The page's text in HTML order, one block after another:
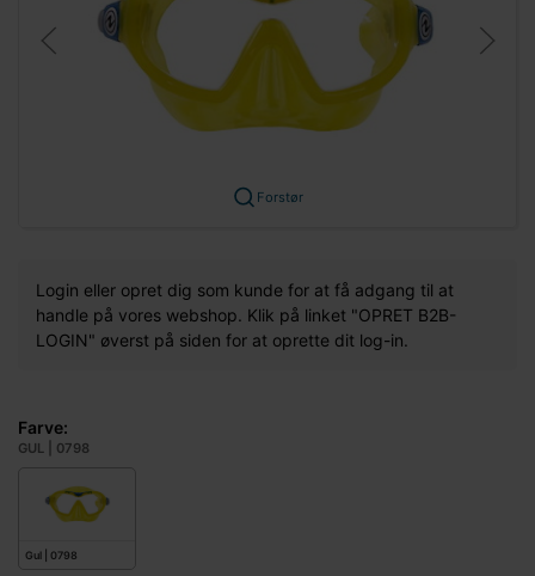
Forstør
Login eller opret dig som kunde for at få adgang til at
handle på vores webshop. Klik på linket "OPRET B2B-
LOGIN" øverst på siden for at oprette dit log-in.
Farve:
GUL | 0798
Gul | 0798